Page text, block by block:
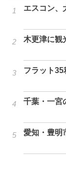
エスコン、
木更津に観
フラット35
千葉・一宮
愛知・豊明